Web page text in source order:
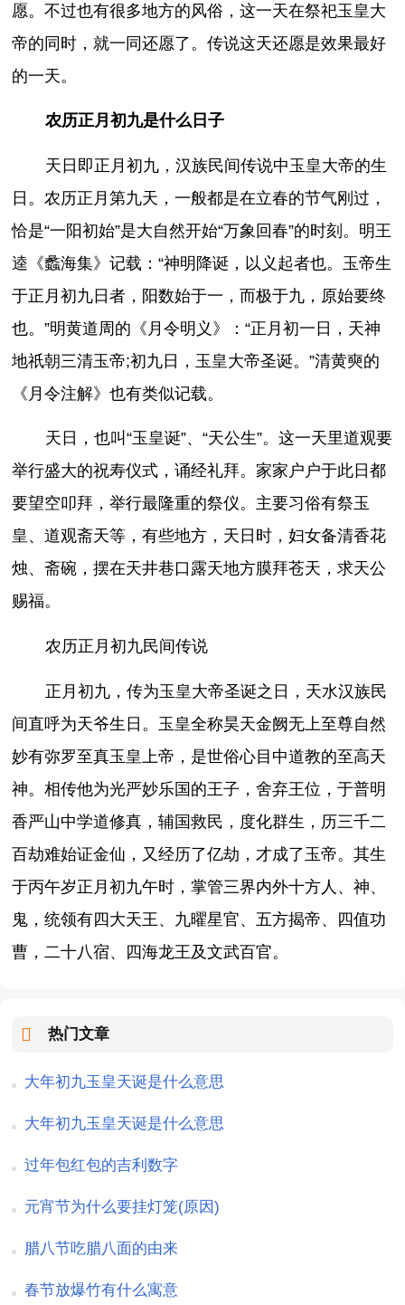
愿。不过也有很多地方的风俗，这一天在祭祀玉皇大
帝的同时，就一同还愿了。传说这天还愿是效果最好
的一天。
农历正月初九是什么日子
天日即正月初九，汉族民间传说中玉皇大帝的生
日。农历正月第九天，一般都是在立春的节气刚过，
恰是“一阳初始”是大自然开始“万象回春”的时刻。明王
逵《蠡海集》记载：“神明降诞，以义起者也。玉帝生
于正月初九日者，阳数始于一，而极于九，原始要终
也。”明黄道周的《月令明义》：“正月初一日，天神
地祇朝三清玉帝;初九日，玉皇大帝圣诞。”清黄奭的
《月令注解》也有类似记载。
天日，也叫“玉皇诞”、“天公生”。这一天里道观要
举行盛大的祝寿仪式，诵经礼拜。家家户户于此日都
要望空叩拜，举行最隆重的祭仪。主要习俗有祭玉
皇、道观斋天等，有些地方，天日时，妇女备清香花
烛、斋碗，摆在天井巷口露天地方膜拜苍天，求天公
赐福。
农历正月初九民间传说
正月初九，传为玉皇大帝圣诞之日，天水汉族民
间直呼为天爷生日。玉皇全称昊天金阙无上至尊自然
妙有弥罗至真玉皇上帝，是世俗心目中道教的至高天
神。相传他为光严妙乐国的王子，舍弃王位，于普明
香严山中学道修真，辅国救民，度化群生，历三千二
百劫难始证金仙，又经历了亿劫，才成了玉帝。其生
于丙午岁正月初九午时，掌管三界内外十方人、神、
鬼，统领有四大天王、九曜星官、五方揭帝、四值功
曹，二十八宿、四海龙王及文武百官。
热门文章
大年初九玉皇天诞是什么意思
大年初九玉皇天诞是什么意思
过年包红包的吉利数字
元宵节为什么要挂灯笼(原因)
腊八节吃腊八面的由来
春节放爆竹有什么寓意